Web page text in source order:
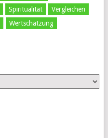
Spiritualität
Vergleichen
Wertschätzung